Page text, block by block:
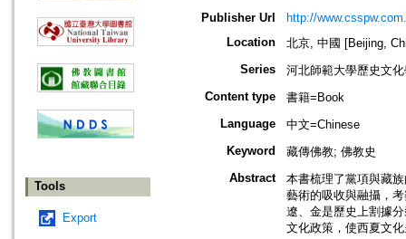
Tools
Export
Publisher Url
http://
Location
北京, 中國 [Beijing,
Series
河北師範大學歷史文
Content type
書籍=Book
Language
中文=Chinese
Keyword
藏傳佛教; 佛教史
Abstract
本書梳理了黨項與藏
藝術的吸收與融攝，
遼、金是歷史上割據
文化政策，使西夏文